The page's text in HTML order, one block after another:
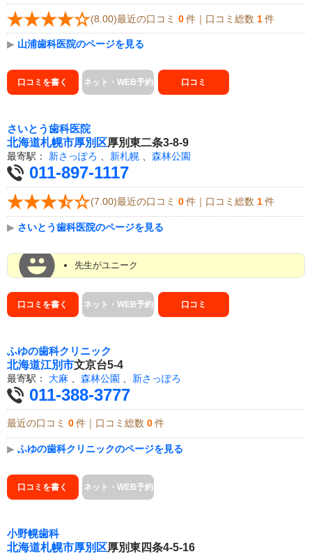
(8.00)最近の口コミ 0 件｜口コミ総数 1 件
▶ 山浦歯科医院のページを見る
口コミを書く ネット・WEB予約 口コミ
さいとう歯科医院
北海道札幌市厚別区厚別東二条3-8-9
最寄駅： 新さっぽろ 新札幌 森林公園
011-897-1117
(7.00)最近の口コミ 0 件｜口コミ総数 1 件
▶ さいとう歯科医院のページを見る
先生がユニーク
口コミを書く ネット・WEB予約 口コミ
ふゆの歯科クリニック
北海道江別市文京台5-4
最寄駅： 大麻 森林公園 新さっぽろ
011-388-3777
最近の口コミ 0 件｜口コミ総数 0 件
▶ ふゆの歯科クリニックのページを見る
口コミを書く ネット・WEB予約
小野幌歯科
北海道札幌市厚別区厚別東四条4-5-16